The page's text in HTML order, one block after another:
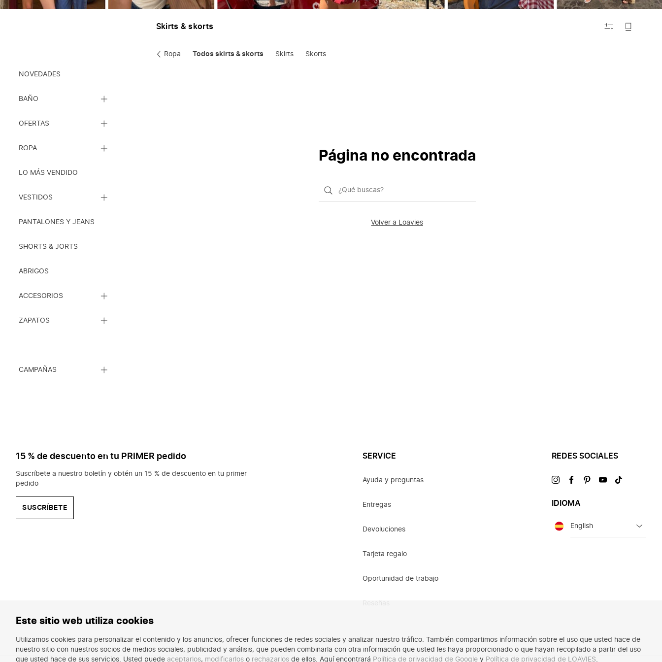
Este sitio web utiliza cookies
Utilizamos cookies para personalizar el contenido y los anuncios, ofrecer funciones de redes sociales y analizar nuestro tráfico. También compartimos información sobre el uso que usted hace de
nuestro sitio con nuestros socios de medios sociales, publicidad y análisis, que pueden combinarla con otra información que usted les haya proporcionado o que hayan recopilado a partir del uso
que usted hace de sus servicios. Usted puede aceptarlos, modificarlos o rechazarlos de ellos. Aquí encontrará Política de privacidad de Google y Política de privacidad de LOAVIES.
NOVEDADES
BAÑO
LISTA
SUBCATEGORÍAS
OFERTAS
LISTA
SUBCATEGORÍAS
ROPA
LISTA
LO MÁS VENDIDO
VESTIDOS
LISTA
PANTALONES Y JEANS
SHORTS & JORTS
ABRIGOS
ACCESORIOS
LISTA
SUBCATEGORÍAS
ZAPATOS
LISTA
CAMPAÑAS
LISTA
Skirts & skorts
FILTRAR
Ropa Todos skirts & skorts Skirts Skorts
Página no encontrada
¿Qué
Volver a Loavies
15 % de descuento en tu PRIMER pedido
Suscríbete a nuestro boletín y obtén un 15 % de descuento en tu primer
pedido
SUSCRÍBETE
SERVICE
Ayuda y preguntas
Entregas
Devoluciones
Tarjeta regalo
Oportunidad de trabajo
REDES SOCIALES
VisítanosVisítanosVisítanosVisítanosVisítanos
IDIOMA
Idioma